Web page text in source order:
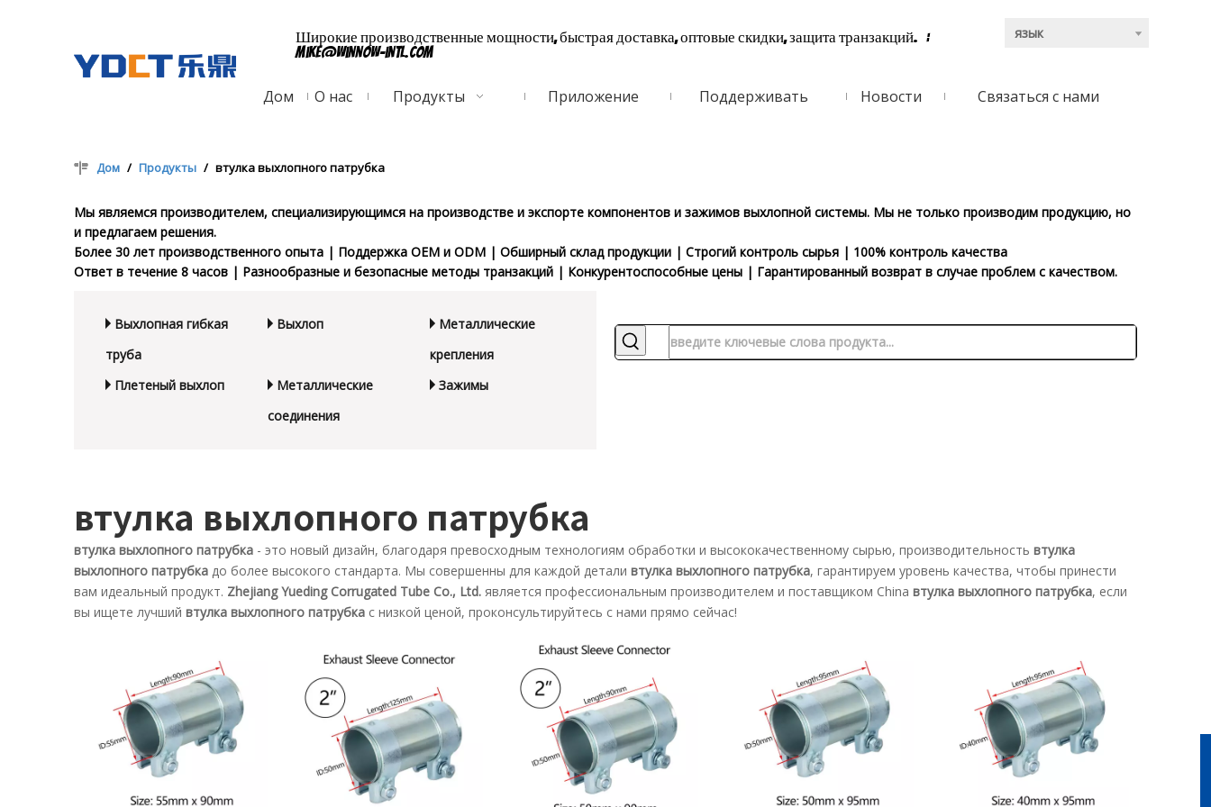
Широкие производственные мощности, быстрая доставка, оптовые скидки, защита транзакций. :
mike@winnow-intl.com
язык
Дом О нас Продукты Приложение Поддерживать Новости Связаться с нами
Дом / Продукты / втулка выхлопного патрубка
Мы являемся производителем, специализирующимся на производстве и экспорте компонентов и зажимов выхлопной системы. Мы не только производим продукцию, но
и предлагаем решения.
Более 30 лет производственного опыта | Поддержка OEM и ODM | Обширный склад продукции | Строгий контроль сырья | 100% контроль качества
Ответ в течение 8 часов | Разнообразные и безопасные методы транзакций | Конкурентоспособные цены | Гарантированный возврат в случае проблем с качеством.
Выхлопная гибкая
труба
Выхлоп
Металлические
крепления
Плетеный выхлоп
Металлические
соединения
Зажимы
втулка выхлопного патрубка
втулка выхлопного патрубка - это новый дизайн, благодаря превосходным технологиям обработки и высококачественному сырью, производительность втулка
выхлопного патрубка до более высокого стандарта. Мы совершенны для каждой детали втулка выхлопного патрубка, гарантируем уровень качества, чтобы принести
вам идеальный продукт. Zhejiang Yueding Corrugated Tube Co., Ltd. является профессиональным производителем и поставщиком China втулка выхлопного патрубка, если
вы ищете лучший втулка выхлопного патрубка с низкой ценой, проконсультируйтесь с нами прямо сейчас!